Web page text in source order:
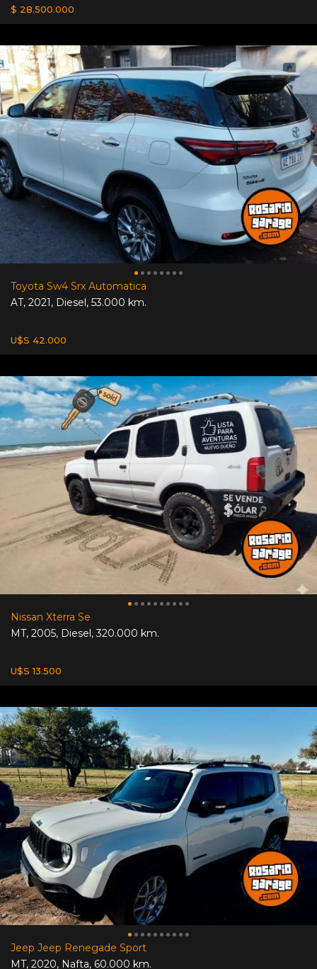
$ 28.500.000
Toyota Sw4 Srx Automatica
AT, 2021, Diesel, 53.000 km.
U$S 42.000
Nissan Xterra Se
MT, 2005, Diesel,320.000 km.
U$S 13.500
Jeep Jeep Renegade Sport
MT, 2020, Nafta, 60.000 km.